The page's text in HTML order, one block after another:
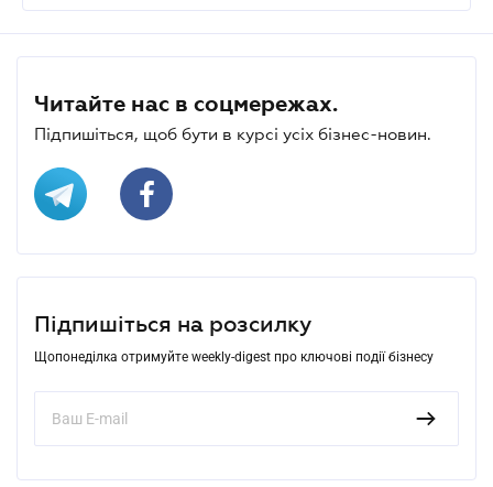
Читайте нас в соцмережах.
Підпишіться, щоб бути в курсі усіх бізнес-новин.
Підпишіться на розсилку
Щопонеділка отримуйте weekly-digest про ключові події бізнесу